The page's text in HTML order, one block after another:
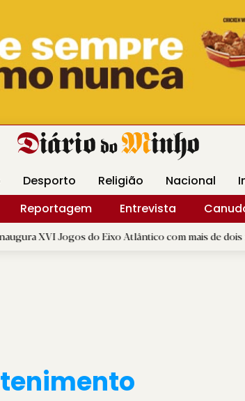
Gráfica DM Livraria DM
Desporto Religião Nacional
Reportagem Entrevista
do Eixo Atlântico com mais de dois mil atletas |